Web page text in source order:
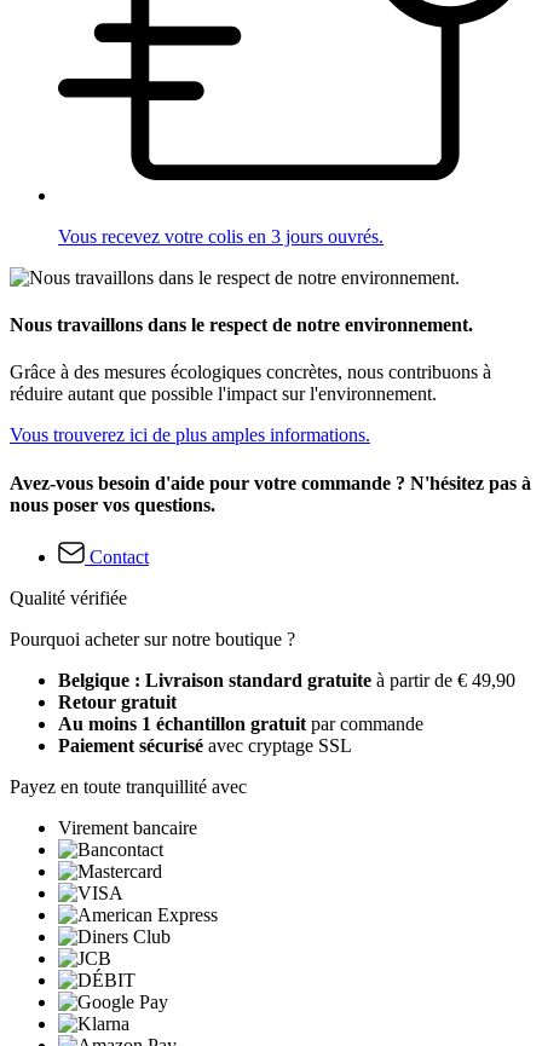
Vous recevez votre colis en 3 jours ouvrés.
Nous travaillons dans le respect de notre environnement.
Grâce à des mesures écologiques concrètes, nous contribuons à
réduire autant que possible l'impact sur l'environnement.
Vous trouverez ici de plus amples informations.
Avez-vous besoin d'aide pour votre commande ? N'hésitez pas à
nous poser vos questions.
Contact
Qualité vérifiée
Pourquoi acheter sur notre boutique ?
Belgique : Livraison standard gratuite à partir de € 49,90
Retour gratuit
Au moins 1 échantillon gratuit par commande
Paiement sécurisé avec cryptage SSL
Payez en toute tranquillité avec
Virement bancaire